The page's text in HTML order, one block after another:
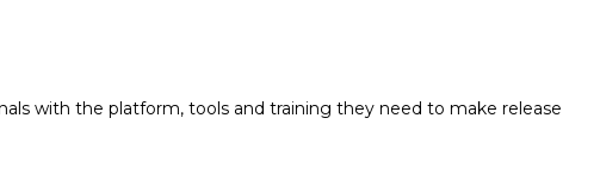
with the platform, tools and training they need to make release